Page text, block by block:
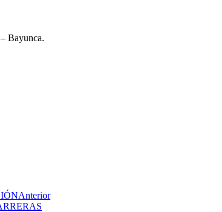
Bayunca.
Anterior